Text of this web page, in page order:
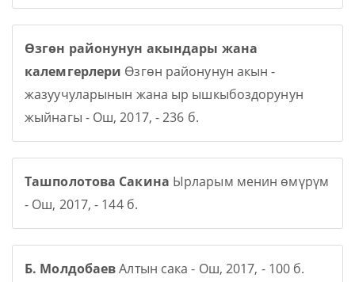
Өзгөн районунун акындары жана
калемгерлери Өзгөн районунун акын -
жазуучуларынын жана ыр ышкыбоздорунун
жыйнагы - Ош, 2017, - 236 б.
Ташполотова Сакина Ырларым менин өмүрүм
- Ош, 2017, - 144 б.
Б. МолдобаевАлтын сака - Ош, 2017, - 100 б.